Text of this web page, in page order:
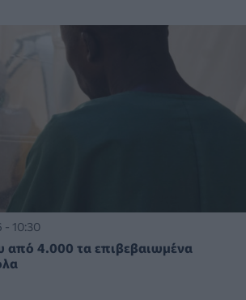
10:30
4.000 τα επιβεβαιωμένα